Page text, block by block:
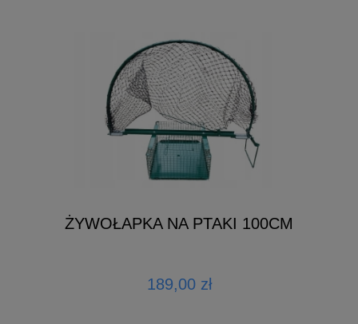
ŻYWOŁAPKA NA PTAKI 100CM
189,00 zł